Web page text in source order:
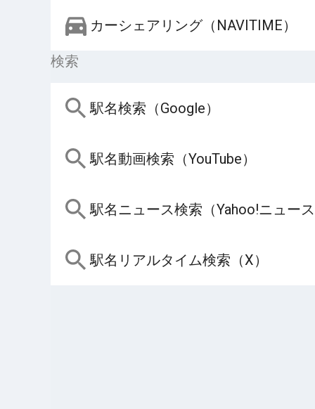
カーシェアリング（NAVITIME）
検索
駅名検索（Google）
駅名動画検索（YouTube）
駅名ニュース検索（Yahoo!ニュー
駅名リアルタイム検索（X）